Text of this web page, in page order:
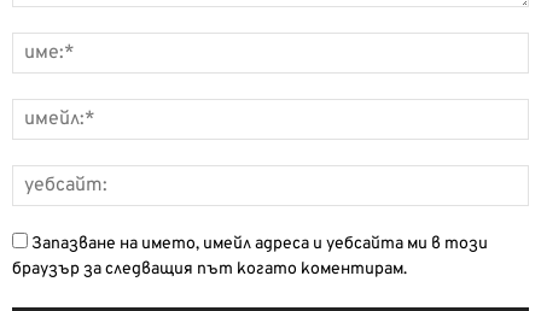
Запазване на името, имейл адреса и уебсайта ми в този
браузър за следващия път когато коментирам.